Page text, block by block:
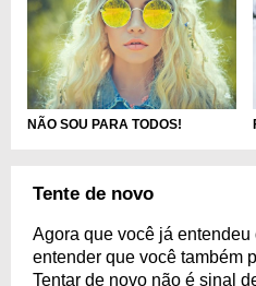
NÃO SOU PARA TODOS!
Tente de novo
Agora que você já entendeu
entender que você também
Tentar de novo não é sinal